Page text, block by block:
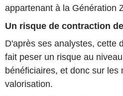
appartenant à la Génération
Un risque de contraction
D'après ses analystes, cette
fait peser un risque au
bénéficiaires, et donc sur les
valorisation.